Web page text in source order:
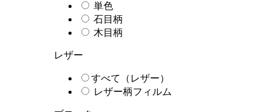
単色
石目柄
木目柄
レザー
すべて（レザー）
レザー柄フィルム